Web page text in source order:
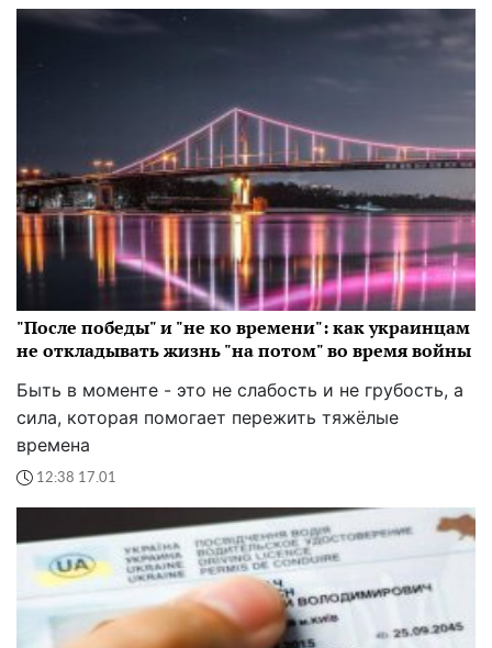
"После победы" и "не ко времени": как украинцам
не откладывать жизнь "на потом" во время войны
Быть в моменте - это не слабость и не грубость, а
сила, которая помогает пережить тяжёлые
времена
12:38 17.01